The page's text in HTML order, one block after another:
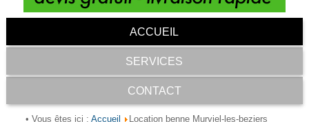
ACCUEIL
SERVICES
CONTACT
• Vous êtes ici : Accueil Location benne Murviel-les-beziers